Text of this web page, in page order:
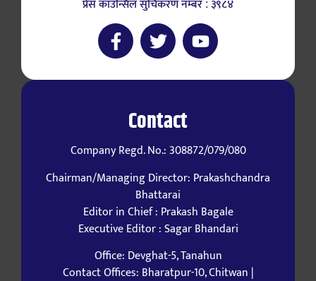
प्रेस काउन्सिल सुचिकरण नम्बर : ३९८४
Contact
Company Regd. No.: 308872/079/080
Chairman/Managing Director: Prakashchandra
Bhattarai
Editor in Chief : Prakash Bagale
Executive Editor : Sagar Bhandari
Office: Devghat-5, Tanahun
Contact Offices: Bharatpur-10, Chitwan |